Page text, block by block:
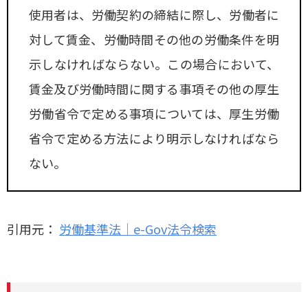
使用者は、労働契約の締結に際し、労働者に
対して賃金、労働時間その他の労働条件を明
示しなければならない。この場合において、
賃金及び労働時間に関する事項その他の厚生
労働省令で定める事項については、厚生労働
省令で定める方法により明示しなければなら
ない。
引用元： 労働基準法｜e-Gov法令検索